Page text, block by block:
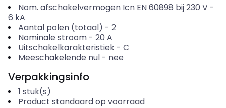
Nom. afschakelvermogen Icn EN 60898 bij 230 V-
6 kA
Aantal polen (totaal) - 2
Nominale stroom- 20 A
Uitschakelkarakteristiek- C
Meeschakelende nul- nee
Verpakkingsinfo
1 stuk(s)
Product standaard op voorraad